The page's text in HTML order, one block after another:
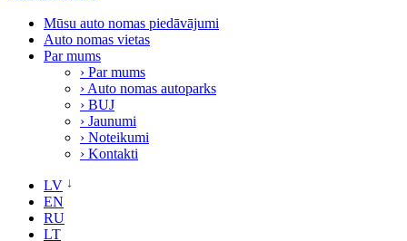
Mūsu auto nomas piedāvājumi
Auto nomas vietas
Par mums
› Par mums
› Auto nomas autoparks
› BUJ
› Jaunumi
› Noteikumi
› Kontakti
LV
EN
RU
LT